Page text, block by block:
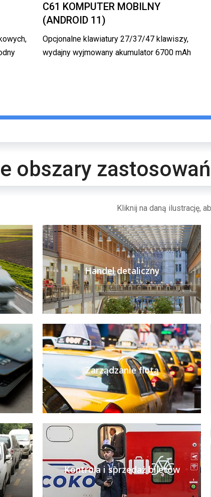
C61 KOMPUTER MOBILNY
(ANDROID 11)
Opcjonalne klawiatury 27/37/47 klawiszy,
wydajny wyjmowany akumulator 6700 mAh
obszary
Kliknij na daną ilustrację,
Handel detaliczny
Zarządzanie flotą
Kontrola i sprzedaż biletów